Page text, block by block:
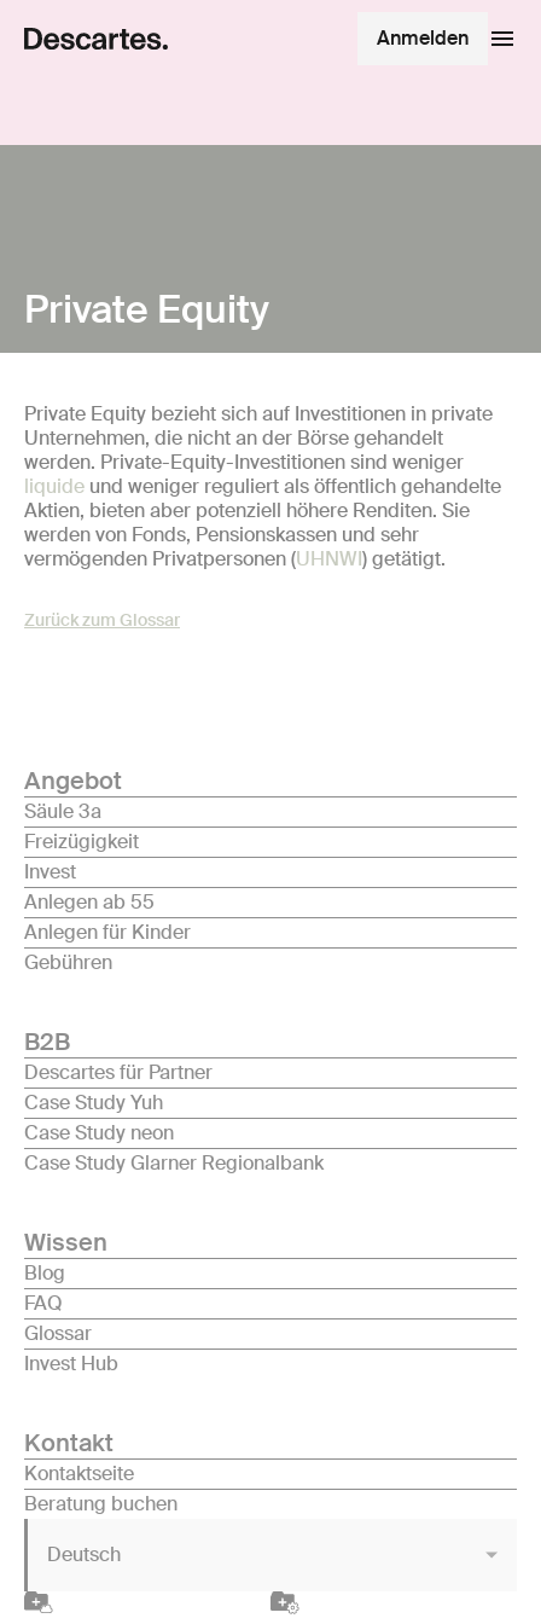
Anmelden
Private Equity
Private Equity bezieht sich auf Investitionen in private
Unternehmen, die nicht an der Börse gehandelt
werden. Private-Equity-Investitionen sind weniger
liquide und weniger reguliert als öffentlich gehandelte
Aktien, bieten aber potenziell höhere Renditen. Sie
werden von Fonds, Pensionskassen und sehr
vermögenden Privatpersonen (UHNWI) getätigt.
Zurück zum Glossar
Angebot
Säule 3a
Freizügigkeit
Invest
Anlegen ab 55
Anlegen für Kinder
Gebühren
B2B
Descartes für Partner
Case Study Yuh
Case Study neon
Case Study Glarner Regionalbank
Wissen
Blog
FAQ
Glossar
Invest Hub
Kontakt
Kontaktseite
Beratung buchen
Deutsch